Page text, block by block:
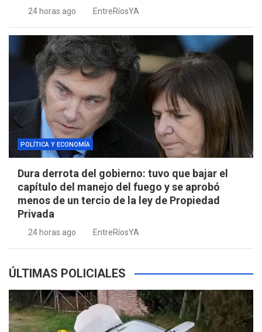
24 horas ago EntreRíosYA
POLÍTICA Y ECONOMÍA
Dura derrota del gobierno: tuvo que bajar el
capítulo del manejo del fuego y se aprobó
menos de un tercio de la ley de Propiedad
Privada
24 horas ago EntreRíosYA
ÚLTIMAS POLICIALES